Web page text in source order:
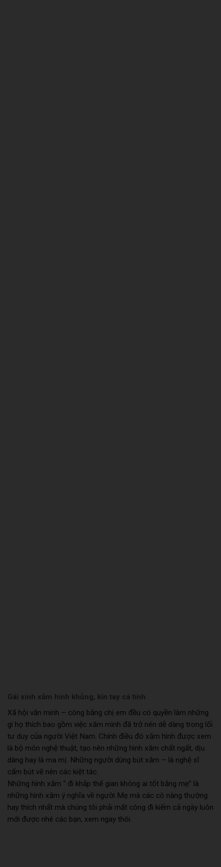
Gái xinh xăm hình khủng, kín tay cá tính
Xã hội văn minh – công bằng chị em đều có quyền làm những
gì họ thích bao gồm việc xăm mình đã trở nên dễ dàng trong lối
tư duy của người Việt Nam. Chính điều đó xăm hình được xem
là bộ môn nghệ thuật, tạo nên những hình xăm chất ngất, dịu
dàng hay là ma mị. Những người dùng bút xăm – là nghệ sĩ
cấm bút vẽ nên các kiệt tác.
Những hình xăm “ đi khắp thế gian không ai tốt bằng mẹ” là
những hình xăm ý nghĩa về người Mẹ mà các cô nàng thường
hay thích nhất mà chúng tôi phải mất công đi kiếm cả ngày luôn
mới được nhé các bạn, xem ngay thôi.